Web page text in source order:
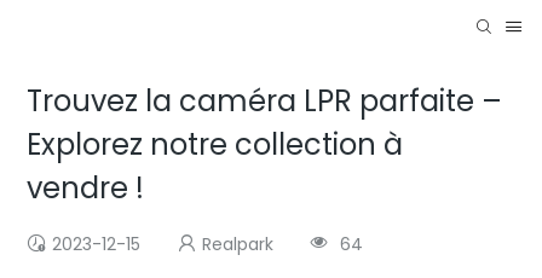
Trouvez la caméra LPR parfaite –
Explorez notre collection à
vendre !
2023-12-15 Realpark
64